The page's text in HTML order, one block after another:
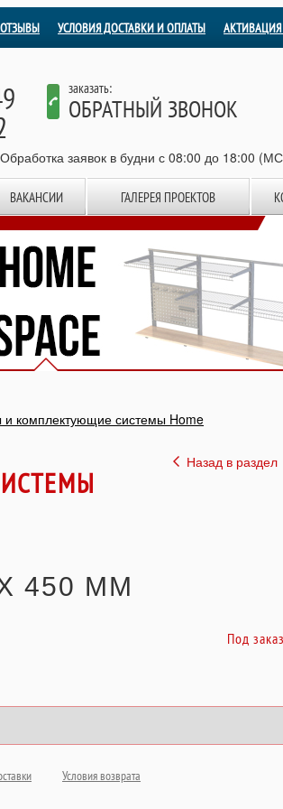
УСЛОВИЯ ДОСТАВКИ И ОПЛАТЫ
ОТЗЫВЫ
заказать:
ОБРАТНЫЙ ЗВОНОК
заявок в будни с 08:00 до 18:00
ВАКАНСИИ ГАЛЕРЕЯ ПРОЕКТОВ
комплектующие системы Home
Назад в раздел
450 ММ
Под заказ
Условия возврата